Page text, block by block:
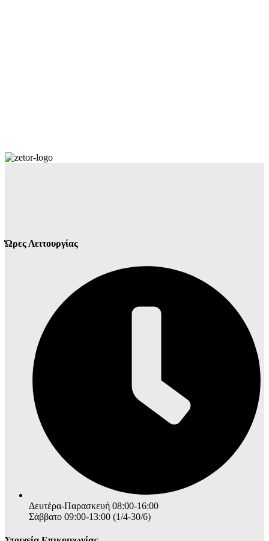
Ώρες Λειτουργίας
Δευτέρα-Παρασκευή 08:00-16:00
Σάββατο 09:00-13:00 (1/4-30/6)